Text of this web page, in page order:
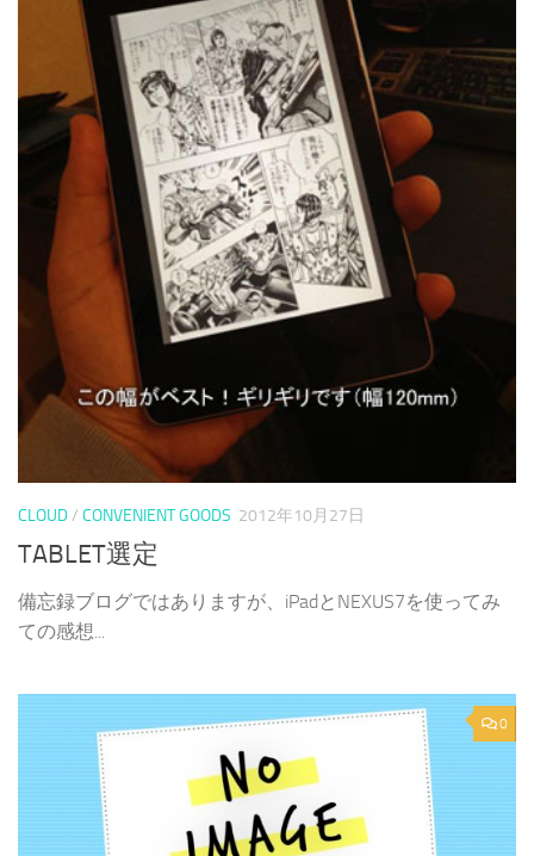
CLOUD/ CONVENIENT GOODS 2012年10月27日
TABLET選定
備忘録ブログではありますが、iPadとNEXUS7を使ってみ
ての感想...
0